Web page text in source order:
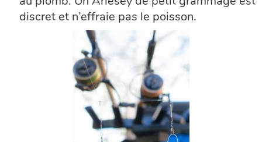
discret et n’effraie pas le poisson.